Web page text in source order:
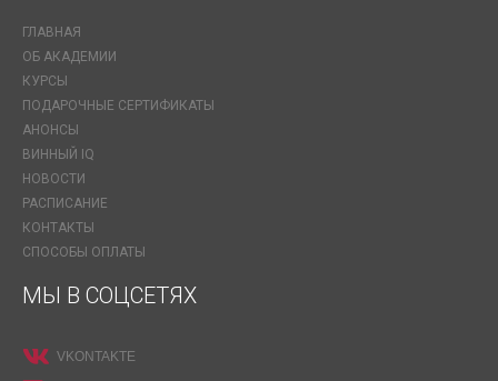
ГЛАВНАЯ
ОБ АКАДЕМИИ
КУРСЫ
ПОДАРОЧНЫЕ СЕРТИФИКАТЫ
АНОНСЫ
ВИННЫЙ IQ
НОВОСТИ
РАСПИСАНИЕ
КОНТАКТЫ
СПОСОБЫ ОПЛАТЫ
МЫ В СОЦСЕТЯХ
VKONTAKTE